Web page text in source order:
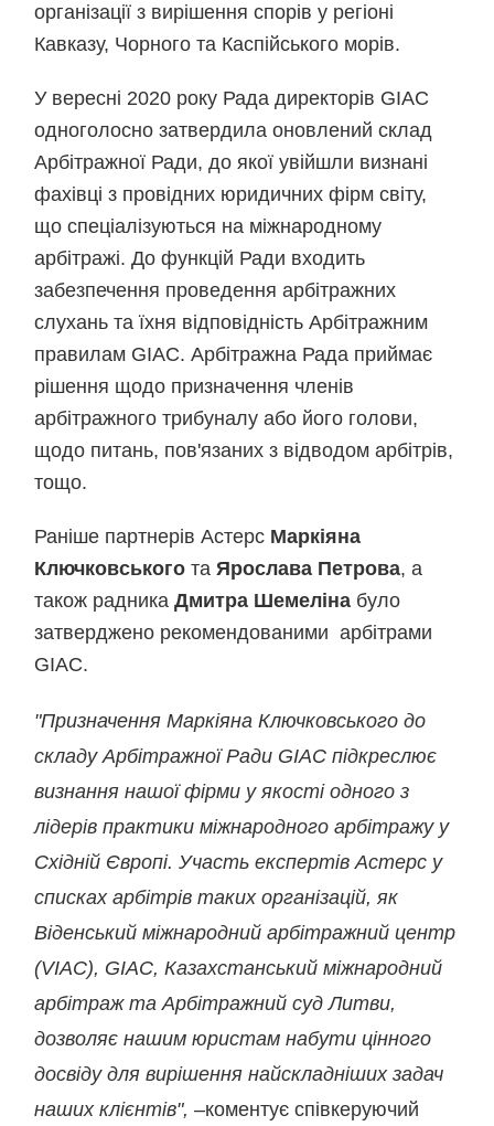
організації з вирішення спорів у регіоні
Кавказу, Чорного та Каспійського морів.
У вересні 2020 року Рада директорів GIAC
одноголосно затвердила оновлений склад
Арбітражної Ради, до якої увійшли визнані
фахівці з провідних юридичних фірм світу,
що спеціалізуються на міжнародному
арбітражі. До функцій Ради входить
забезпечення проведення арбітражних
слухань та їхня відповідність Арбітражним
правилам GIAC. Арбітражна Рада приймає
рішення щодо призначення членів
арбітражного трибуналу або його голови,
щодо питань, пов'язаних з відводом арбітрів,
тощо.
Раніше партнерів Астерс Маркіяна
Ключковського таЯрослава Петрова, а
також радникаДмитра Шемеліна було
затверджено рекомендованими арбітрами
GIAC.
"Призначення Маркіяна Ключковського до
складу Арбітражної Ради GIAC підкреслює
визнання нашої фірми у якості одного з
лідерів практики міжнародного арбітражу у
Східній Європі. Участь експертів Астерс у
списках арбітрів таких організацій, як
Віденський міжнародний арбітражний центр
(VIAC), GIAC, Казахстанський міжнародний
арбітраж та Арбітражний суд Литви,
дозволяє нашим юристам набути цінного
досвіду для вирішення найскладніших задач
наших клієнтів",–коментує співкеруючий